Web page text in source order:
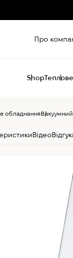
Про
ShopТеплове
обладнання
Відео